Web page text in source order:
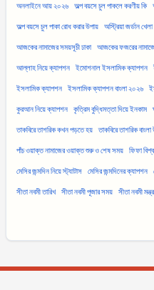
অনলাইনে আয় ২০২৬ অল্প বয়সে চুল পাকলে করণীয় কি
অল্প বয়সে চুল পাকা রোধ করার উপায় অস্ট্রিয়া জর্ডান খেলা
আজকের নামাজের সময়সূচী ঢাকা আজকের ফজরের
আল্লাহ নিয়ে ক্যাপশন ইমোশনাল ইসলামিক ক্যাপশন
ইসলামিক ক্যাপশন ইসলামিক ক্যাপশন বাংলা ২০২৬
কুরআন নিয়ে ক্যাপশন কৃত্রিম বুদ্ধিমত্তা দিয়ে ইনকাম
তাকবিরে তাশরিক কখন পড়তে হয় তাকবিরে তাশরিক বাংলা
পাঁচ ওয়াক্ত নামাজের ওয়াক্ত শুরু ও শেষ সময় ফিফা
মেসির জন্মদিন নিয়ে স্ট্যাটাস মেসির জন্মদিনের ক্যাপশন
সীতা নবমী তারিখ সীতা নবমী পূজার সময় সীতা নবমী মন্ত্র